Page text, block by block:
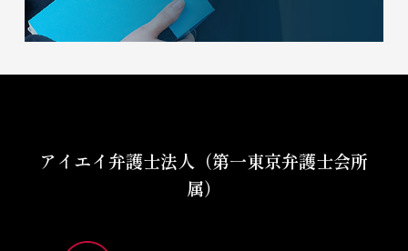
アイエイ弁護士法人（第一東京弁護士会所
属）